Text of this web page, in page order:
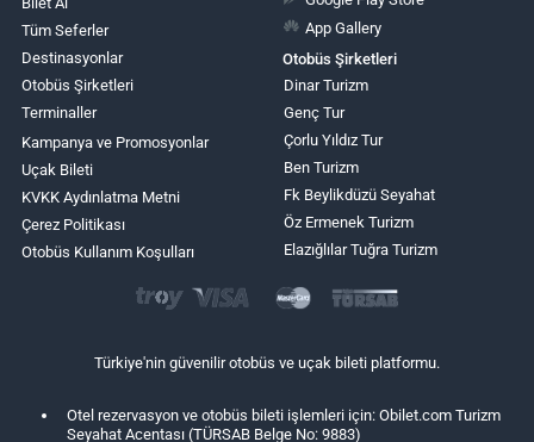
Tüm Seferler
Destinasyonlar
Otobüs Şirketleri
Terminaller
Kampanya ve Promosyonlar
Uçak Bileti
KVKK Aydınlatma Metni
Çerez Politikası
Otobüs Kullanım Koşulları
App Gallery
Otobüs Şirketleri
Dinar Turizm
Genç Tur
Çorlu Yıldız Tur
Ben Turizm
Fk Beylikdüzü Seyahat
Öz Ermenek Turizm
Elazığlılar Tuğra Turizm
Türkiye'nin güvenilir otobüs ve uçak bileti platformu.
Otel rezervasyon ve otobüs bileti işlemleri için: Obilet.com Turizm
Seyahat Acentası (TÜRSAB Belge No: 9883)